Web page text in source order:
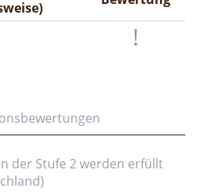
der Stufe 2 werden erfüllt